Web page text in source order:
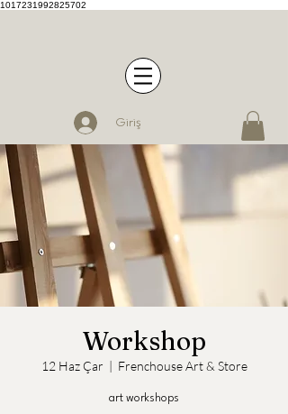
1017231992825702
Giriş
Workshop
12 Haz Çar Frenchouse Art & Store